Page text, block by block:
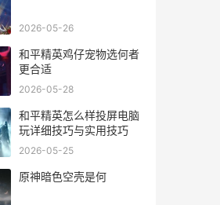
2026-05-26
和平精英鸡仔宠物选何者
更合适
2026-05-28
和平精英怎么样投屏电脑
玩详细技巧与实用技巧
2026-05-25
原神暗色空壳是何